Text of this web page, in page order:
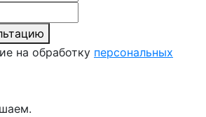
на обработку персональных